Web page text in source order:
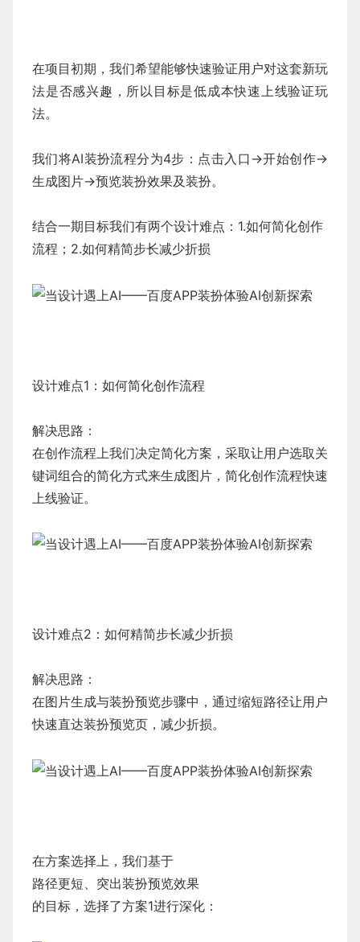
在项目初期，我们希望能够快速验证用户对这套新玩
法是否感兴趣，所以目标是低成本快速上线验证玩
法。
我们将AI装扮流程分为4步：点击入口→开始创作→
生成图片→预览装扮效果及装扮。
结合一期目标我们有两个设计难点：1.如何简化创作
流程；2.如何精简步长减少折损
设计难点1：如何简化创作流程
解决思路：
在创作流程上我们决定简化方案，采取让用户选取关
键词组合的简化方式来生成图片，简化创作流程快速
上线验证。
设计难点2：如何精简步长减少折损
解决思路：
在图片生成与装扮预览步骤中，通过缩短路径让用户
快速直达装扮预览页，减少折损。
在方案选择上，我们基于
路径更短、突出装扮预览效果
的目标，选择了方案1进行深化：